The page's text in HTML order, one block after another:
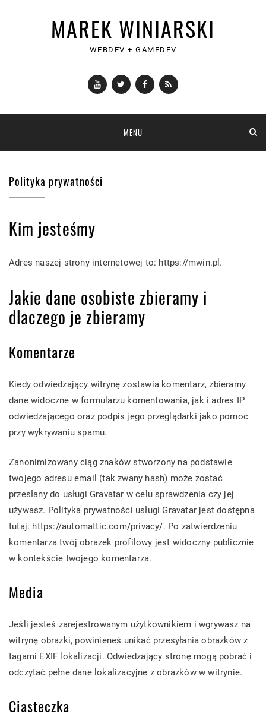
MAREK WINIARSKI
WEBDEV + GAMEDEV
YouTubeTwitterFacebook
RSS
content
MENU
Polityka prywatności
Kim jesteśmy
Adres naszej strony internetowej to: https://mwin.pl.
Jakie dane osobiste zbieramy i
dlaczego je zbieramy
Komentarze
Kiedy odwiedzający witrynę zostawia komentarz, zbieramy
dane widoczne w formularzu komentowania, jak i adres IP
odwiedzającego oraz podpis jego przeglądarki jako pomoc
przy wykrywaniu spamu.
Zanonimizowany ciąg znaków stworzony na podstawie
twojego adresu email (tak zwany hash) może zostać
przesłany do usługi Gravatar w celu sprawdzenia czy jej
używasz. Polityka prywatności usługi Gravatar jest dostępna
tutaj: https://automattic.com/privacy/. Po zatwierdzeniu
komentarza twój obrazek profilowy jest widoczny publicznie
w kontekście twojego komentarza.
Media
Jeśli jesteś zarejestrowanym użytkownikiem i wgrywasz na
witrynę obrazki, powinieneś unikać przesyłania obrazków z
tagami EXIF lokalizacji. Odwiedzający stronę mogą pobrać i
odczytać pełne dane lokalizacyjne z obrazków w witrynie.
Ciasteczka